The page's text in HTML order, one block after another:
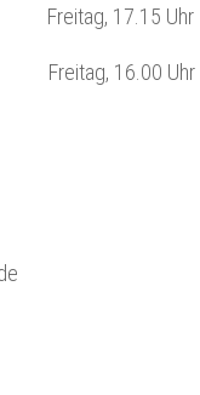
17.15 Uhr
16.00 Uhr